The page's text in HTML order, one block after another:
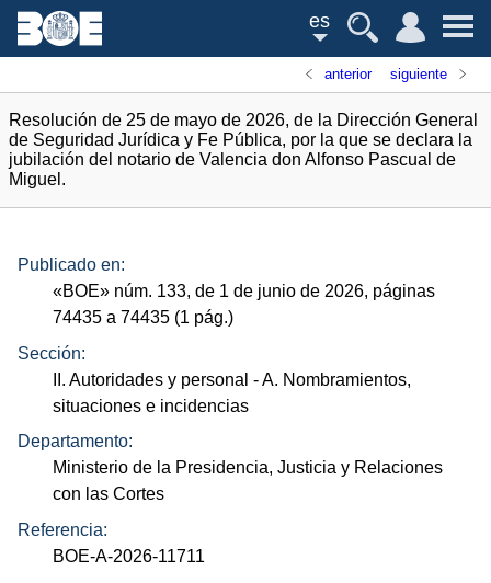
es
anterior siguiente
Resolución de 25 de mayo de 2026, de la Dirección General
de Seguridad Jurídica y Fe Pública, por la que se declara la
jubilación del notario de Valencia don Alfonso Pascual de
Miguel.
Publicado en:
«BOE» núm. 133, de 1 de junio de 2026, páginas
74435 a 74435 (1 pág.)
Sección:
II. Autoridades y personal - A. Nombramientos,
situaciones e incidencias
Departamento:
Ministerio de la Presidencia, Justicia y Relaciones
con las Cortes
Referencia:
BOE-A-2026-11711